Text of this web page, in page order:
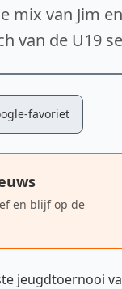
mix van Jim
van de U19
favoriet
en blijf op de
jeugdtoernooi